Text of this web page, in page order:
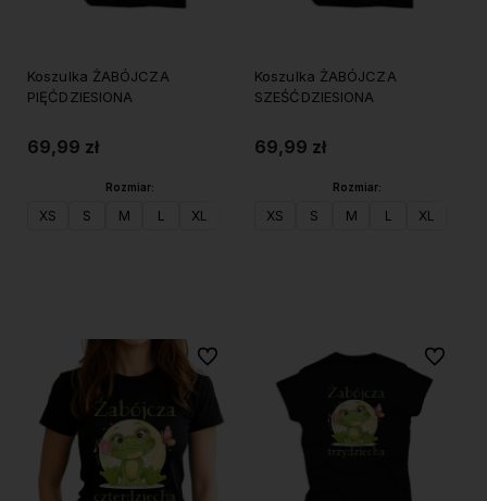
Koszulka ŻABÓJCZA
PIĘĆDZIESIONA
69,99 zł
Rozmiar:
XS S M L XL
Koszulka ŻABÓJCZA
SZEŚĆDZIESIONA
69,99 zł
Rozmiar:
XS S M L XL
Do ulubionych Do